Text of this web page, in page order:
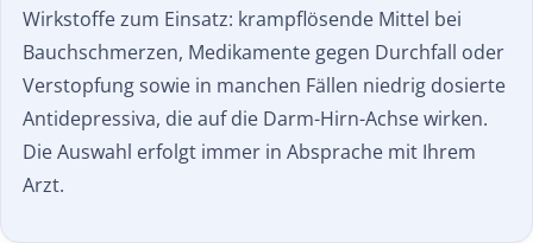
Wirkstoffe zum Einsatz: krampflösende Mittel bei
Bauchschmerzen, Medikamente gegen Durchfall oder
Verstopfung sowie in manchen Fällen niedrig dosierte
Antidepressiva, die auf die Darm-Hirn-Achse wirken.
Die Auswahl erfolgt immer in Absprache mit Ihrem
Arzt.